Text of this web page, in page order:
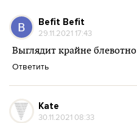
Befit Befit
29.11.2021 17:43
Выглядит крайне блевотно
Ответить
Kate
30.11.2021 08:33